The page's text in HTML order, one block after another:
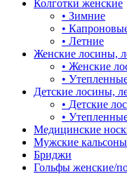
Колготки женские
• Зимние
•
• Летние
Женские лосины,
• Женские
•
Детские лосины,
• Детские
•
Медицинские
Мужские кальсоны
Бриджи
Гольфы женские/